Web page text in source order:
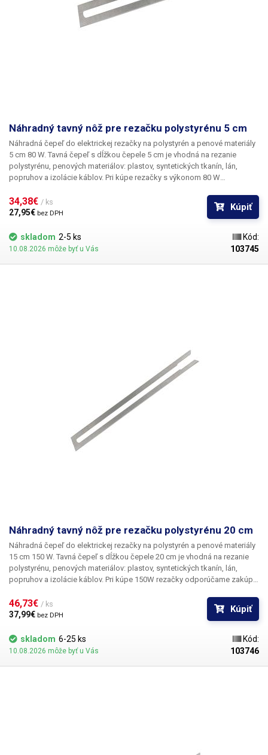
ploché zošívanie. Druhý typ sponiek má priemer 0,6 mm a sú určené na
zošívanie prasklín v rohoch plastových dielov. Náhradné sponky do
Náhradný tavný nôž pre rezačku polystyrénu 5 cm
Náhradná čepeľ do elektrickej rezačky na polystyrén a penové materiály
5 cm 80 W. Tavná čepeľ s dĺžkou čepele 5 cm je vhodná na rezanie
polystyrénu, penových materiálov: plastov, syntetických tkanín, lán,
popruhov a izolácie káblov. Pri kúpe rezačky s výkonom 80 W
čepeľ držia v rezačke štyri krížové skrutky.
Táto čepeľ je vhodná len pre
5cm 80W rezačku. Každá čepeľ má iný odpor (výkon) a je určená len pre
poškodiť elektroniku v prístroji.
34,38€ / ks
27,95€ bez DPH
Kúpiť
skladom 2-5 ks
10.08.2026 môže byť u Vás
Kód:
103745
Náhradný tavný nôž pre rezačku polystyrénu 20 cm
Náhradná čepeľ do elektrickej rezačky na polystyrén a penové materiály
15 cm 150 W. Tavná čepeľ s dĺžkou čepele 20 cm je vhodná na rezanie
polystyrénu, penových materiálov: plastov, syntetických tkanín, lán,
popruhov a izolácie káblov. Pri kúpe 150W rezačky odporúčame zakúpiť
štyri krížové skrutky.
Čepeľ je o 5 cm dlhšia ako pôvodná čepeľ, ale má
rovnaký odpor (príkon), a preto ju možno použiť ako náhradu. Táto čepeľ
(príkon) a je určená len pre tento typ rezačky. Použitie čepele v inom type
rezačky môže nenávratne poškodiť elektroniku v stroji.
46,73€ / ks
37,99€ bez DPH
Kúpiť
skladom 6-25 ks
10.08.2026 môže byť u Vás
Kód:
103746